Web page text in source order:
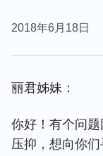
2018年6月18日
丽君姊妹：
你好！有个问
压抑，想向你